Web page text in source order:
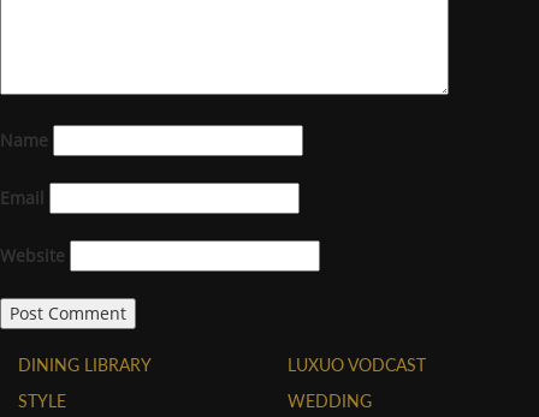
Name
Email
Website
DINING LIBRARY
STYLE
LUXUO VODCAST
WEDDING